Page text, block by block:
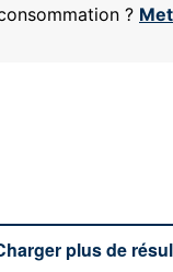
?
plus de